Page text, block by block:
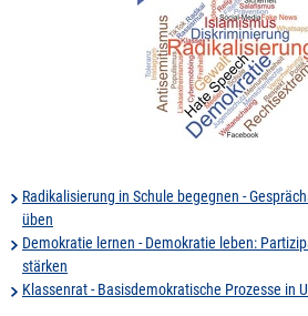
Radikalisierung in Schule begegnen -
üben
Demokratie lernen - Demokratie leben:
stärken
Klassenrat - Basisdemokratische Prozesse in